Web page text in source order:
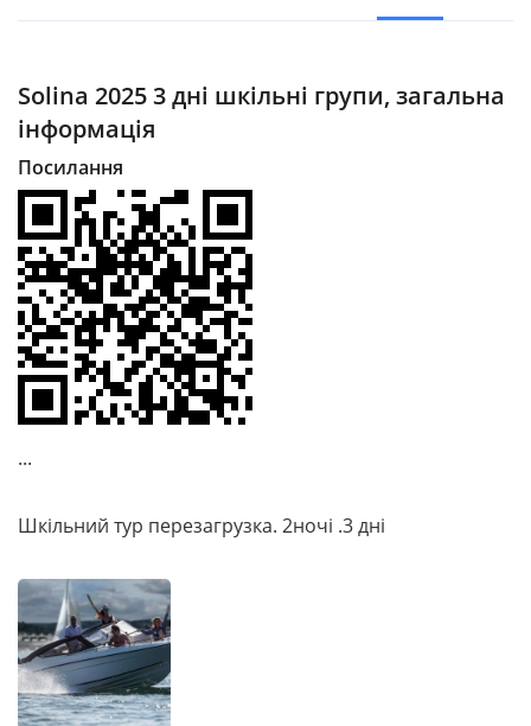
Solina 2025 3 дні шкільні групи, загальна
інформація
Посилання
...
Шкільний тур перезагрузка. 2ночі .3 дні